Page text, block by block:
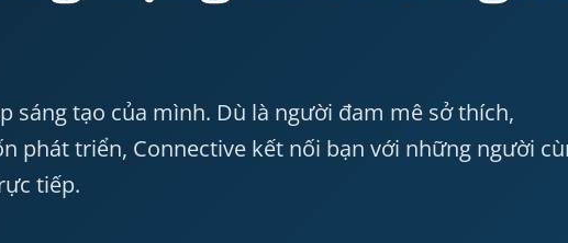
sáng tạo của mình. Dù là người đam mê sở thích,
phát triển, Connective kết nối bạn với những người
tiếp.